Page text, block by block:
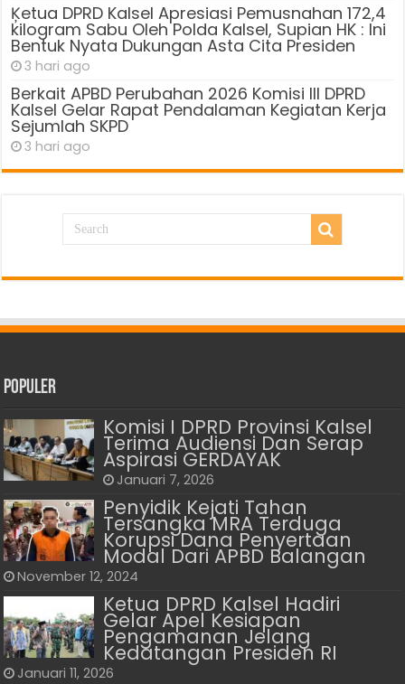
Ķetua DPRD Kalsel Apresiasi Pemusnahan 172,4
kilogram Sabu Oleh Polda Kalsel, Supian HK : Ini
Bentuk Nyata Dukungan Asta Cita Presiden
3 hari ago
Berkait APBD Perubahan 2026 Komisi III DPRD
Kalsel Gelar Rapat Pendalaman Kegiatan Kerja
Sejumlah SKPD
3 hari ago
Populer
Komisi I DPRD Provinsi Kalsel
Terima Audiensi Dan Serap
Aspirasi GERDAYAK
Januari 7, 2026
Penyidik Kejati Tahan
Tersangka MRA Terduga
Korupsi Dana Penyertaan
Modal Dari APBD Balangan
November 12, 2024
Ketua DPRD Kalsel Hadiri
Gelar Apel Kesiapan
Pengamanan Jelang
Kedatangan Presiden RI
Januari 11, 2026